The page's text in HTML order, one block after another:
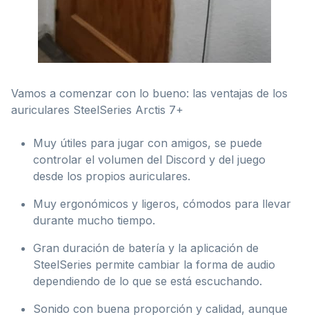
Vamos a comenzar con lo bueno: las ventajas de los
auriculares SteelSeries Arctis 7+
Muy útiles para jugar con amigos, se puede
controlar el volumen del Discord y del juego
desde los propios auriculares.
Muy ergonómicos y ligeros, cómodos para llevar
durante mucho tiempo.
Gran duración de batería y la aplicación de
SteelSeries permite cambiar la forma de audio
dependiendo de lo que se está escuchando.
Sonido con buena proporción y calidad, aunque